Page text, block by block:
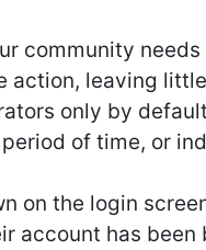
community
action, leaving
only by
of time, or
on the login
account has